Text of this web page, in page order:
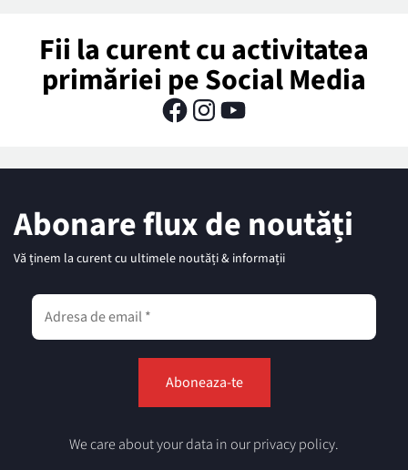
Fii la curent cu activitatea
primăriei pe Social Media
Abonare flux de noutăți
Vă ținem la curent cu ultimele noutăți & informații
We care about your data in our privacy policy.